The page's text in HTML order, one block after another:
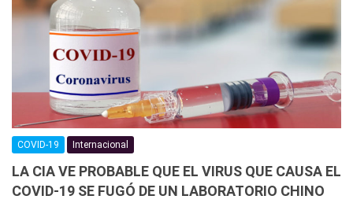
COVID-19 Internacional
LA CIA VE PROBABLE QUE EL VIRUS QUE CAUSA EL
COVID-19 SE FUGÓ DE UN LABORATORIO CHINO